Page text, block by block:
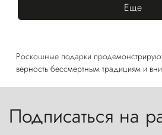
Еще
Роскошные подарки
верность бессмертным традициям и
Подписаться на